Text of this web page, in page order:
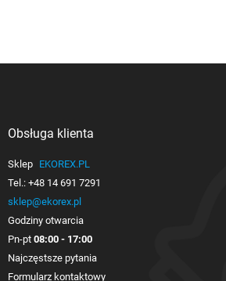
Obsługa klienta
Sklep EKOREX.PL
Tel.: +48 14 691 7291
sklep@ekorex.pl
Godziny otwarcia
Pn-pt 08:00 - 17:00
Najczęstsze pytania
Formularz kontaktowy